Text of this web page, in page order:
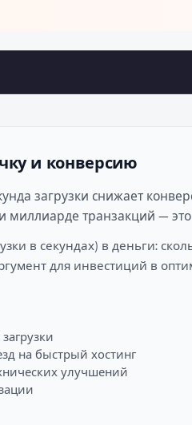
и конверсию
загрузки снижает
миллиарде транзакций —
в секундах) в деньги:
для инвестиций в
на быстрый хостинг
улучшений